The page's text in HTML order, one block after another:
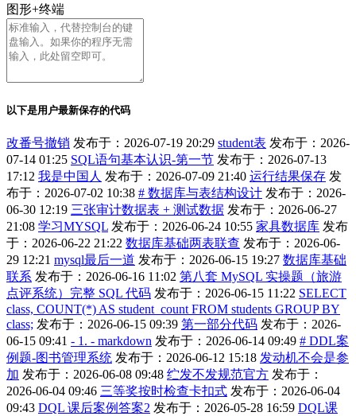
图形+终端
以下是用户最新保存的代码
改番号撤销 发布于：2026-07-19 20:29 student表 发布于：2026-
07-14 01:25 SQL语句基本认识-第一节 发布于：2026-07-13
17:12 我是中国人 发布于：2026-07-09 21:40 运行结果保存 发
布于：2026-07-02 10:38 # 数据库与表结构设计 发布于：2026-
06-30 12:19 三张审计数据表 + 测试数据 发布于：2026-06-27
21:08 学习MYSQL 发布于：2026-06-24 10:55 家具数据库 发布
于：2026-06-22 21:22 数据库基础两表联查 发布于：2026-06-
29 12:21 mysql最后一道 发布于：2026-06-15 19:27 数据库基础
联系 发布于：2026-06-16 11:02 第八套 MySQL 实操题（旅游
点评系统）完整 SQL 代码 发布于：2026-06-15 11:22 SELECT
class, COUNT(*) AS student_count FROM students GROUP BY
class; 发布于：2026-06-15 09:39 第一部分代码 发布于：2026-
06-15 09:41 - 1. - markdown 发布于：2026-06-14 09:49 # DDL案
例题-图书管理系统 发布于：2026-06-12 15:18 发动机不会是参
加 发布于：2026-06-08 09:48 纻发不发规范官方 发布于：
2026-06-04 09:46 三等奖按时检查卡扣式 发布于：2026-06-04
09:43 DQL 课后案例答案2 发布于：2026-05-28 16:59 DQL课